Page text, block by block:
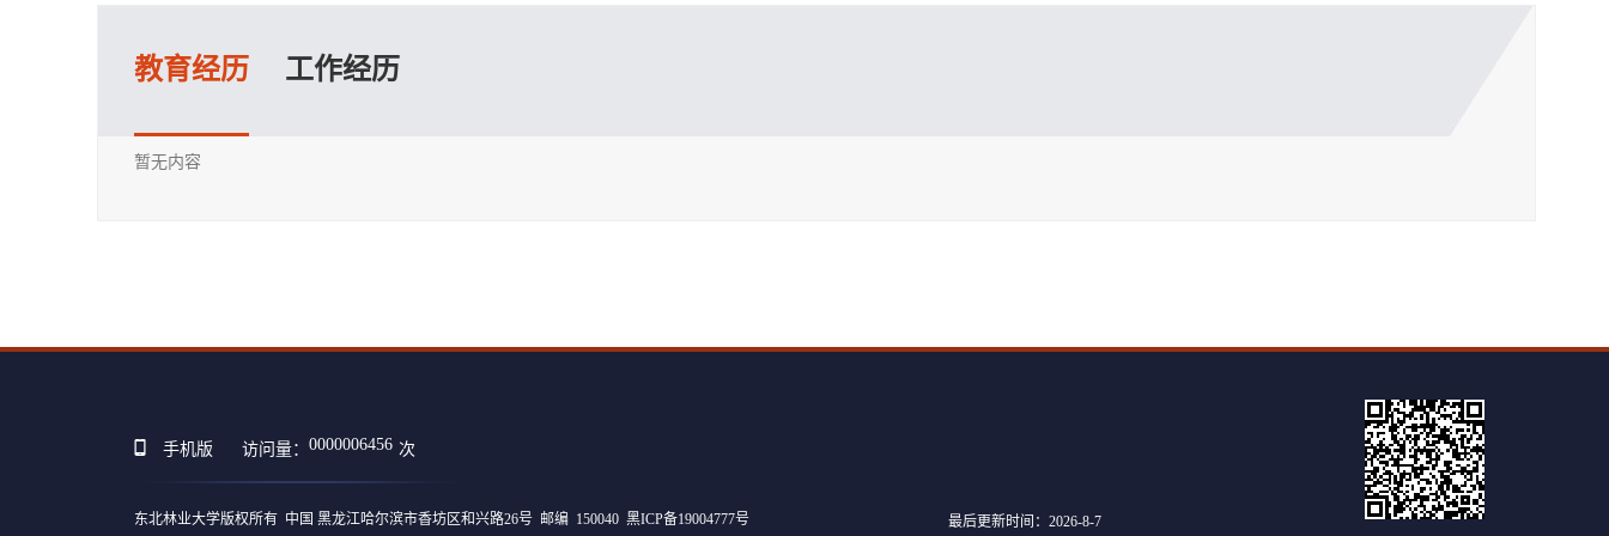
教育经历 工作经历
暂无内容
手机版 访问量： 0000006456 次
东北林业大学版权所有 中国 黑龙江哈尔滨市香坊区和兴路26号 邮编 150040 黑ICP备19004777号 最后更新时间： 2026-8-7